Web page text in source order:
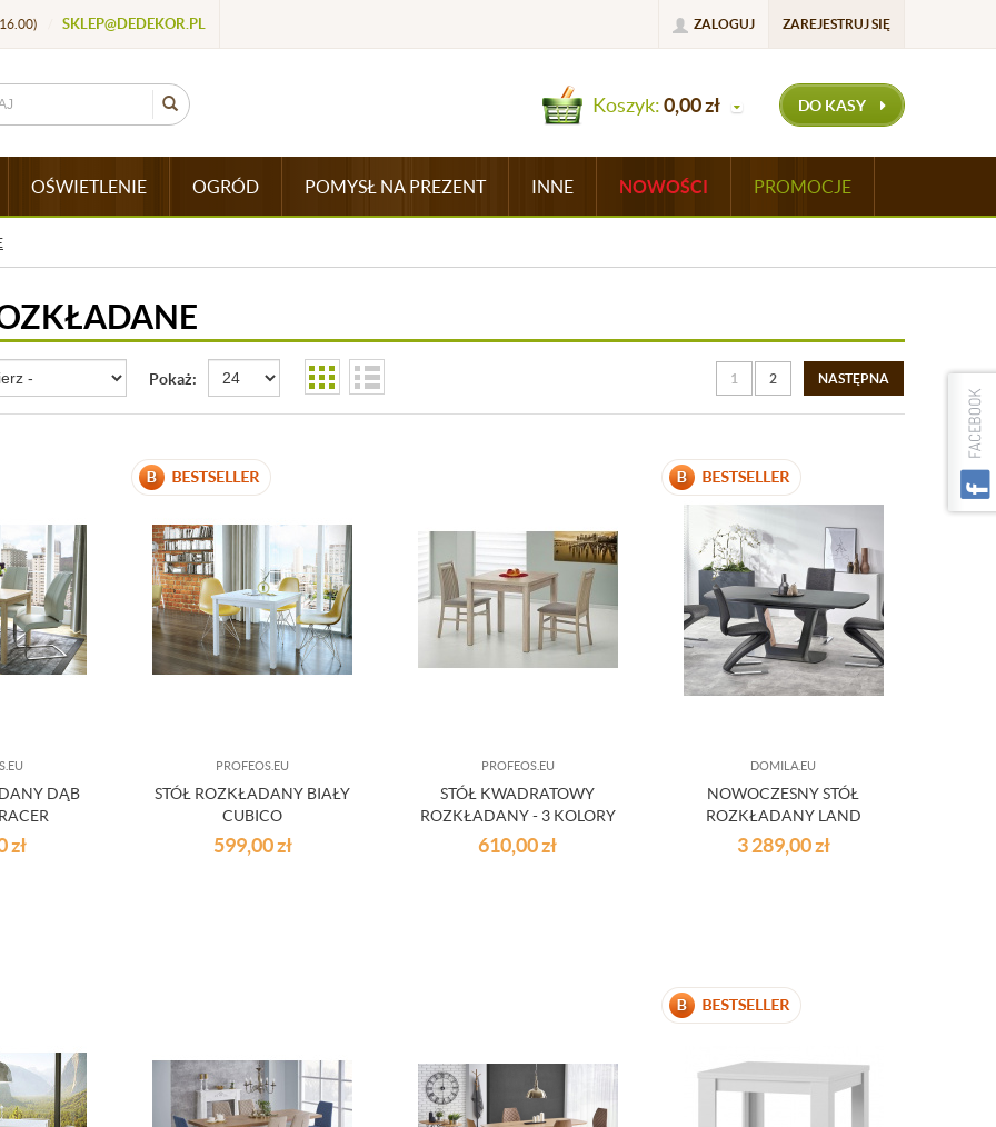
SKLEP@DEDEKOR.PL ZALOGUJ ZAREJESTRUJ SIĘ
Koszyk:0,00zł DO KASY
OŚWIETLENIE OGRÓD POMYSŁ NA PREZENT INNE NOWOŚCI PROMOCJE
Pokaż: 1 2 NASTĘPNA
DĄB
zł
PROFEOS.EU
STÓŁ ROZKŁADANY BIAŁY
CUBICO
599,00zł
PROFEOS.EU
STÓŁ KWADRATOWY
ROZKŁADANY - 3 KOLORY
610,00zł
DOMILA.EU
NOWOCZESNY STÓŁ
ROZKŁADANY LAND
3 289,00zł